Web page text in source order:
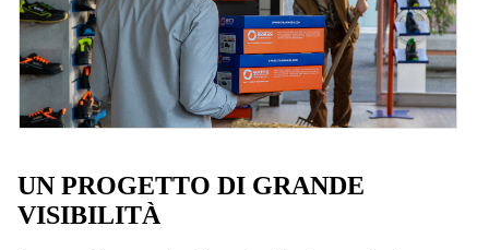
UN PROGETTO DI GRANDE
VISIBILITÀ